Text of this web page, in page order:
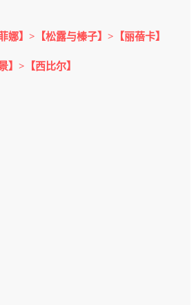
娜】>【松露与榛子】>【丽蓓卡】
】>【西比尔】